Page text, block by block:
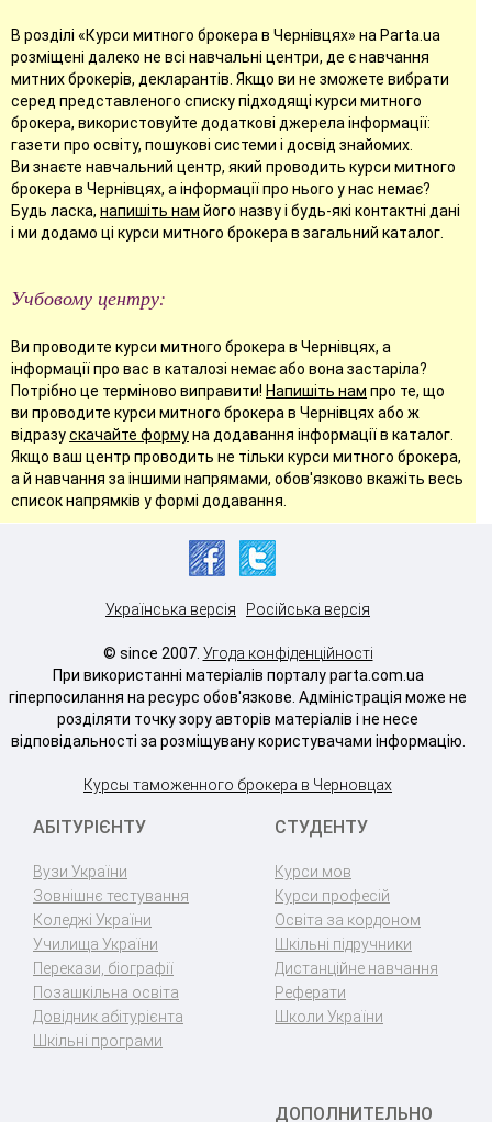
В розділі «Курси митного брокера в Чернівцях» на Parta.ua
розміщені далеко не всі навчальні центри, де є навчання
митних брокерів, декларантів. Якщо ви не зможете вибрати
серед представленого списку підходящі курси митного
брокера, використовуйте додаткові джерела інформації:
газети про освіту, пошукові системи і досвід знайомих.
Ви знаєте навчальний центр, який проводить курси митного
брокера в Чернівцях, а інформації про нього у нас немає?
Будь ласка, напишіть нам його назву і будь-які контактні дані
і ми додамо ці курси митного брокера в загальний каталог.
Учбовому центру:
Ви проводите курси митного брокера в Чернівцях, а
інформації про вас в каталозі немає або вона застаріла?
Потрібно це терміново виправити! Напишіть нам про те, що
ви проводите курси митного брокера в Чернівцях або ж
відразускачайте формуна додавання інформації в каталог.
Якщо ваш центр проводить не тільки курси митного брокера,
а й навчання за іншими напрямами, обов'язково вкажіть весь
список напрямків у формі додавання.
Українська версія Російська версія
© since 2007. Угода конфіденційності
При використанні матеріалів порталу parta.com.ua
гіперпосилання на ресурс обов'язкове. Адміністрація може не
розділяти точку зору авторів матеріалів і не несе
відповідальності за розміщувану користувачами інформацію.
Курсы таможенного брокера в Черновцах
АБІТУРІЄНТУ
Вузи України
Зовнішнє тестування
Коледжі України
Училища України
Перекази, біографії
Позашкільна освіта
Довідник абітурієнта
Шкільні програми
СТУДЕНТУ
Курси мов
Курси професій
Освіта за кордоном
Шкільні підручники
Дистанційне навчання
Реферати
Школи України
ДОПОЛНИТЕЛЬНО